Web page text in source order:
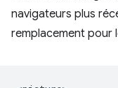
navigateurs plus
remplacement pour